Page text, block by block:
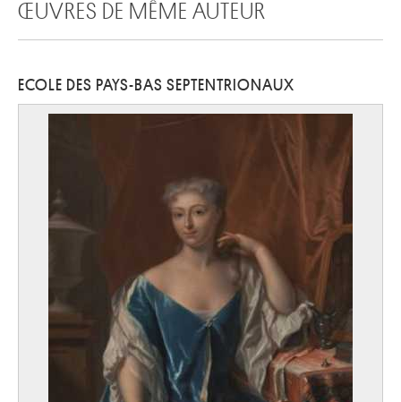
ŒUVRES DE MÊME AUTEUR
ECOLE DES PAYS-BAS SEPTENTRIONAUX